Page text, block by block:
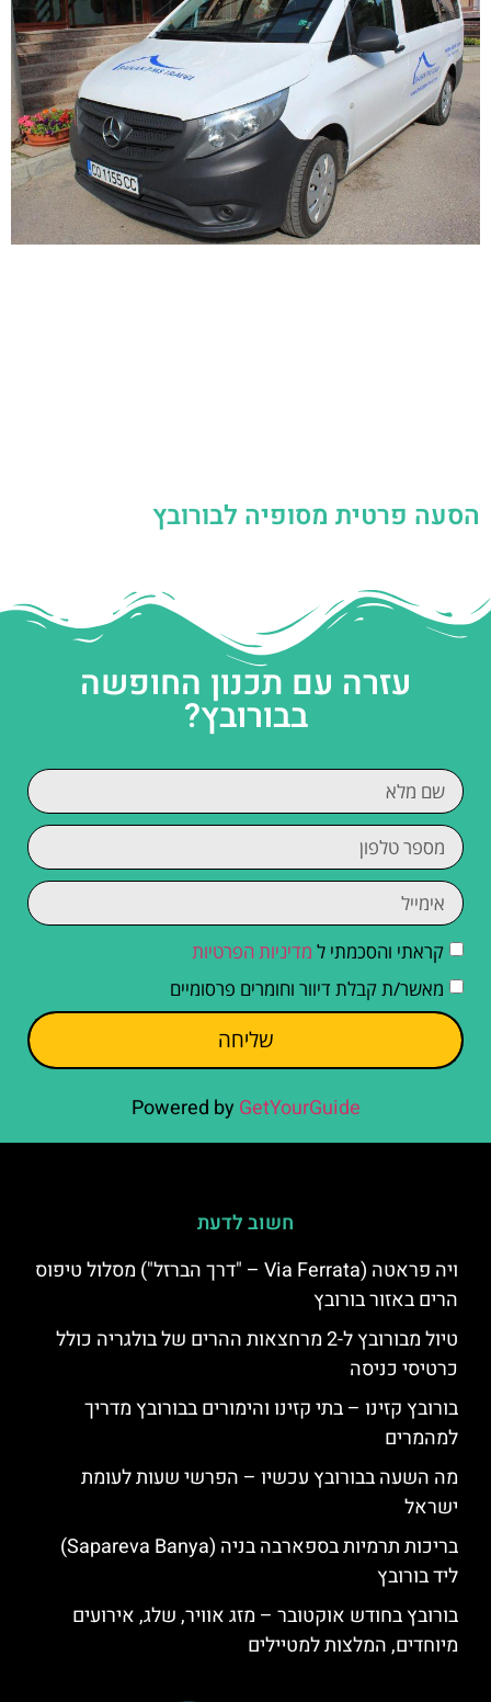
הסעה פרטית מסופיה לבורובץ
עזרה עם תכנון החופשה
בבורובץ?
קראתי והסכמתי ל מדיניות הפרטיות
מאשר/ת קבלת דיוור וחומרים פרסומיים
שליחה
Powered by GetYourGuide
חשוב לדעת
ויה פראטה (Via Ferrata – "דרך הברזל") מסלול טיפוס
הרים באזור בורובץ
טיול מבורובץ ל-2 מרחצאות ההרים של בולגריה כולל
כרטיסי כניסה
בורובץ קזינו – בתי קזינו והימורים בבורובץ מדריך
למהמרים
מה השעה בבורובץ עכשיו – הפרשי שעות לעומת
ישראל
בריכות תרמיות בספארבה בניה (Sapareva Banya)
ליד בורובץ
בורובץ בחודש אוקטובר – מזג אוויר, שלג, אירועים
מיוחדים, המלצות למטיילים